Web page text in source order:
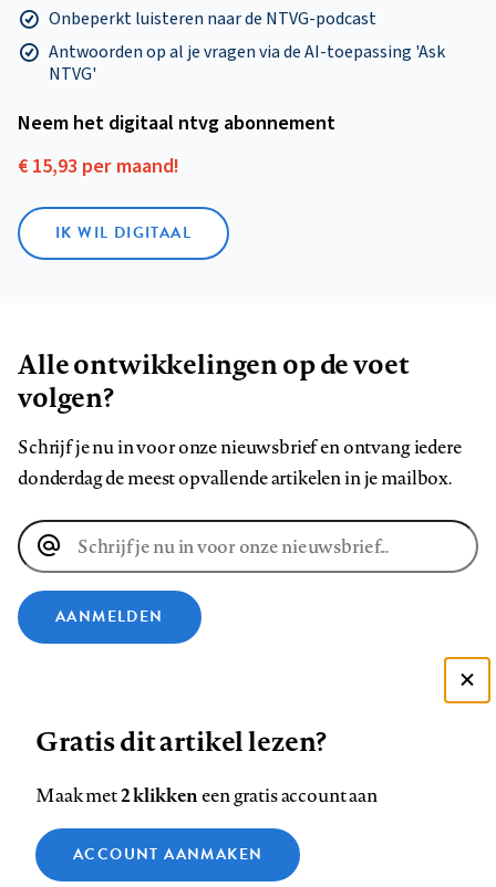
Onbeperkt luisteren naar de NTVG-podcast
Antwoorden op al je vragen via de AI-toepassing 'Ask
NTVG'
Neem het digitaal ntvg abonnement
€ 15,93 per maand!
IK WIL DIGITAAL
Alle ontwikkelingen op de voet
volgen?
Schrijf je nu in voor onze nieuwsbrief en ontvang iedere
donderdag de meest opvallende artikelen in je mailbox.
E-
mailadres
AANMELDEN
ons
op
Facebook
ons
op
LinkedIn
ons
op
Bluesky
ons
op
Instagram
ons
op
YouTube
ons
Footer
Contact Colofon Disclaimer Privacy
Medische vragen verdienen
Zie onze cookie policy
Analytische cookies
Gratis dit artikel lezen?
Maak met2 klikkeneen gratis account aan
ACCOUNT AANMAKEN